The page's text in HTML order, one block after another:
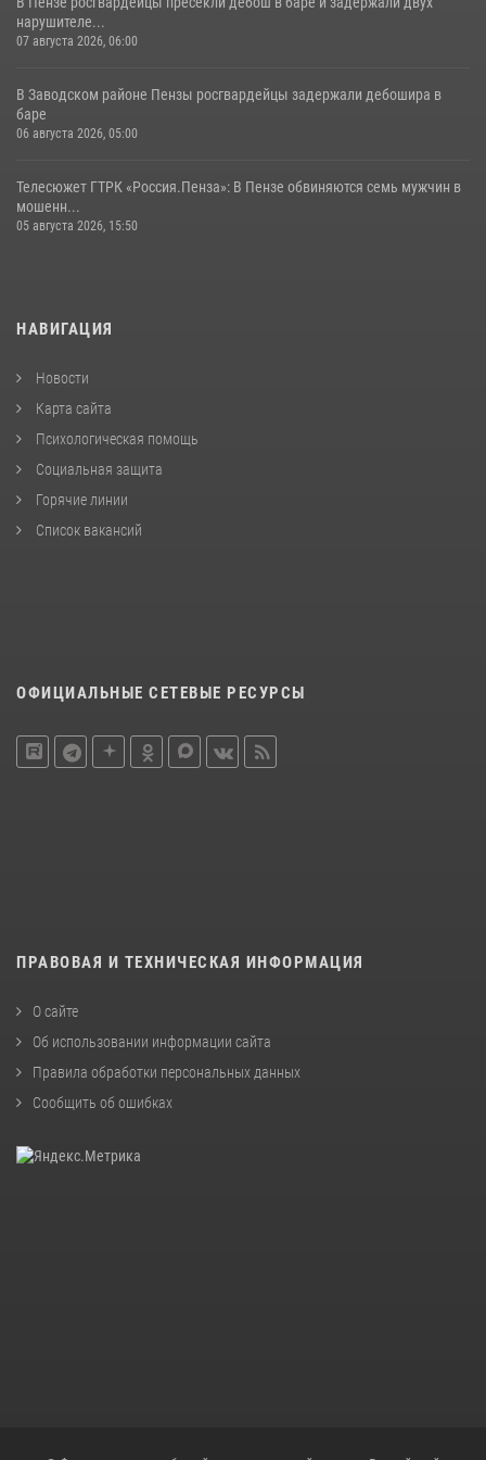
нарушителе...
07 августа 2026, 06:00
В Заводском районе Пензы росгвардейцы задержали дебошира в
баре
06 августа 2026, 05:00
Телесюжет ГТРК «Россия.Пенза»: В Пензе обвиняются семь мужчин в
мошенн...
05 августа 2026, 15:50
НАВИГАЦИЯ
Новости
Карта сайта
Психологическая помощь
Социальная защита
Горячие линии
Список вакансий
ОФИЦИАЛЬНЫЕ СЕТЕВЫЕ РЕСУРСЫ
ПРАВОВАЯ И ТЕХНИЧЕСКАЯ ИНФОРМАЦИЯ
О сайте
Об использовании информации сайта
Правила обработки персональных данных
Сообщить об ошибках